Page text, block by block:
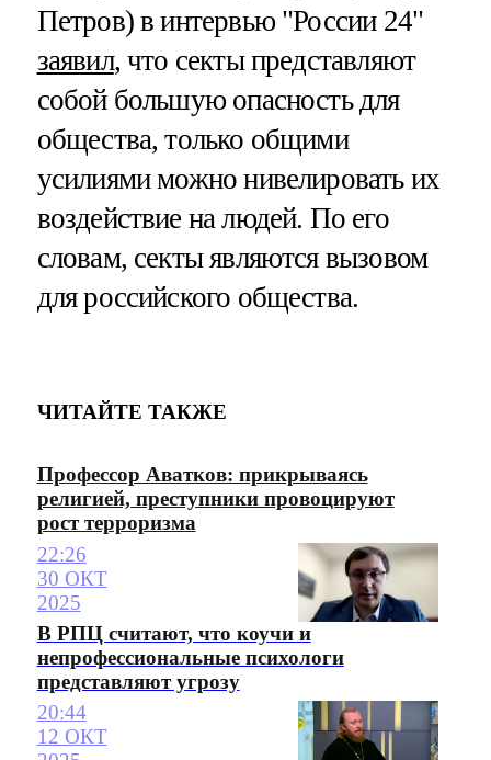
Петров) в интервью "России 24"
заявил, что секты представляют
собой большую опасность для
общества, только общими
усилиями можно нивелировать их
воздействие на людей. По его
словам, секты являются вызовом
для российского общества.
ЧИТАЙТЕ ТАКЖЕ
Профессор Аватков: прикрываясь
религией, преступники провоцируют
рост терроризма
22:26
30 ОКТ
2025
В РПЦ считают, что коучи и
непрофессиональные психологи
представляют угрозу
20:44
12 ОКТ